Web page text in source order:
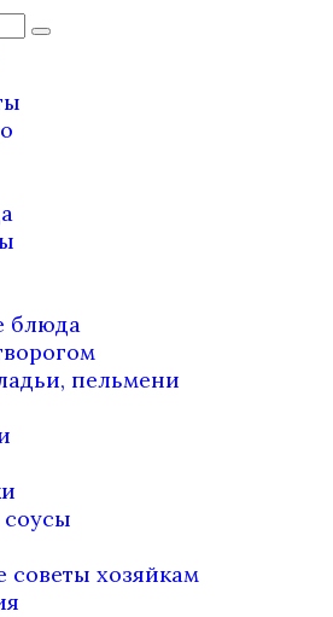
блюда
пельмени
советы хозяйкам